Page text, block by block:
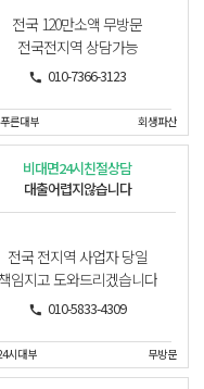
전국 120만소액 무방문
전국전지역 상담가능
010-7366-3123
른대부 회생파산
비대면24시친절상담
대출어렵지않습니다
전국 전지역 사업자 당일
임지고 도와드리겠습니다
010-5833-4309
시대부 무방문